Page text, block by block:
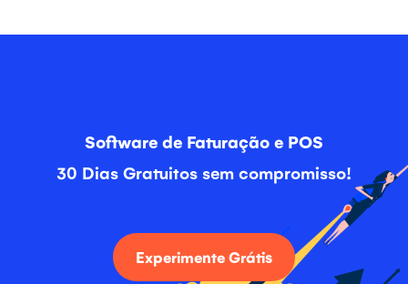
Software de Faturação e POS
30 Dias Gratuitos sem compromisso!
Experimente Grátis